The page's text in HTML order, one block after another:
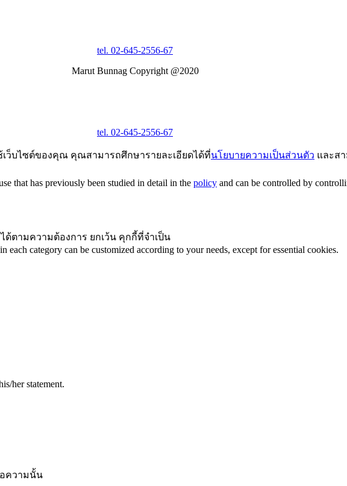
tel. 02-645-2556-67
Marut Bunnag Copyright @2020
tel. 02-645-2556-67
ว็บไซต์ของคุณ คุณสามารถศึกษารายละเอียดได้ที่นโยบายความเป็นส่วนตัว และส
that has previously been studied in detail in the policy and can be controlled by
ตามความต้องการ ยกเว้น คุกกี้ที่จำเป็น
category can be customized according to your needs, except for essential cookies.
her statement.
ความนั้น